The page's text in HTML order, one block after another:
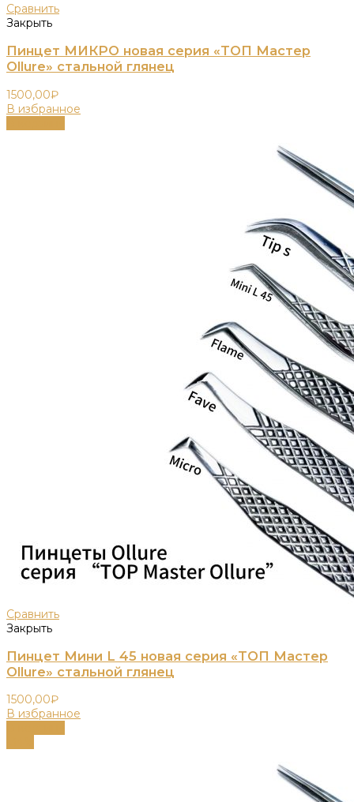
Сравнить
Закрыть
Пинцет МИКРО новая серия «ТОП Мастер
Ollure» стальной глянец
1500,00₽
В избранное
Сравнить
Закрыть
Пинцет Мини L 45 новая серия «ТОП Мастер
Ollure» стальной глянец
1500,00₽
В избранное